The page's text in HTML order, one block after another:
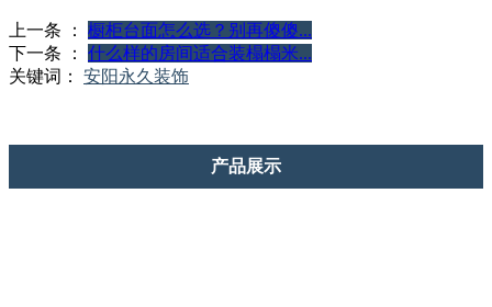
上一条 ：
橱柜台面怎么选？别再傻傻...
下一条 ：
什么样的房间适合装榻榻米...
关键词： 安阳永久装饰
产品展示